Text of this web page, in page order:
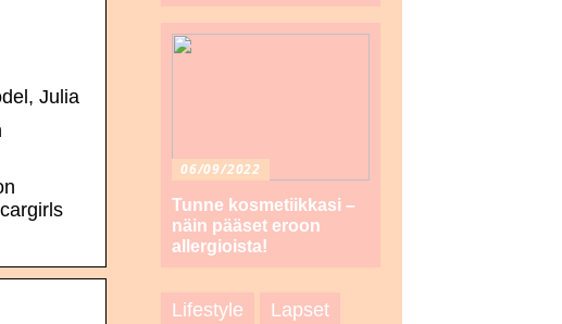
Julia
06/09/2022
Tunne kosmetiikkasi –
näin pääset eroon
allergioista!
Lifestyle Lapset